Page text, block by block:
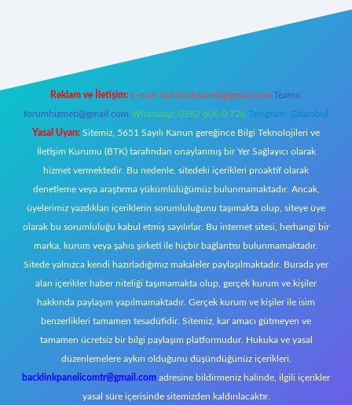
Reklam ve İletişim: E-mail: backlinkpaneli@gmail.com Teams:
forumhizmeti@gmail.com Whatsapp: 0262 606 0 726 Telegram: @karabul
Yasal Uyarı: Sitemiz, 5651 Sayılı Kanun gereğince Bilgi Teknolojileri ve
İletişim Kurumu (BTK) tarafından onaylanmış bir Yer Sağlayıcı olarak
hizmet vermektedir. Bu nedenle, sitedeki içerikleri proaktif olarak
denetleme veya araştırma yükümlülüğümüz bulunmamaktadır. Ancak,
üyelerimiz yazdıkları içeriklerin sorumluluğunu taşımakta olup, siteye üye
olarak bu sorumluluğu kabul etmiş sayılırlar. Bu internet sitesi, herhangi bir
marka, kurum veya şahıs şirketi ile hiçbir bağlantısı bulunmamaktadır.
Sitede yalnızca kendi hazırladığımız makaleler paylaşılmaktadır. Burada yer
alan içerikler haber niteliği taşımamakta olup, gerçek kurum ve kişiler
hakkında paylaşım yapılmamaktadır. Gerçek kurum ve kişiler ile isim
benzerlikleri tamamen tesadüfidir. Sitemiz, kar amacı gütmeyen ve
tamamen ücretsiz bir bilgi paylaşım platformudur. Hukuka ve yasal
düzenlemelere aykırı olduğunu düşündüğünüz içerikleri,
backlinkpanelicomtr@gmail.com adresine bildirmeniz halinde, ilgili içerikler
yasal süre içerisinde sitemizden kaldırılacaktır.